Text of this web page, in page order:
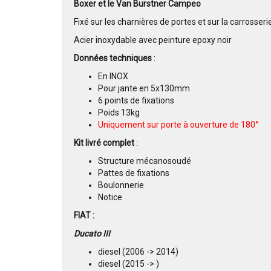
Boxer et le Van Burstner Campeo
Fixé sur les charnières de portes et sur la
Acier inoxydable avec peinture epoxy noir
Données techniques:
En INOX
Pour jante en 5x130mm
6 points de fixations
Poids 13kg
Uniquement sur porte à ouverture de 180°
Kit livré complet:
Structure mécanosoudé
Pattes de fixations
Boulonnerie
Notice
FIAT :
Ducato III
diesel (2006 -> 2014)
diesel (2015 -> )